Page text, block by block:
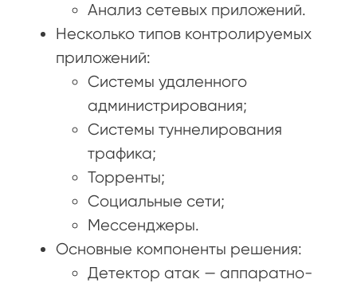
Анализ сетевых приложений.
Несколько типов контролируемых
приложений:
Системы удаленного
администрирования;
Системы туннелирования
трафика;
Торренты;
Социальные сети;
Мессенджеры.
Основные компоненты решения:
Детектор атак — аппаратно-